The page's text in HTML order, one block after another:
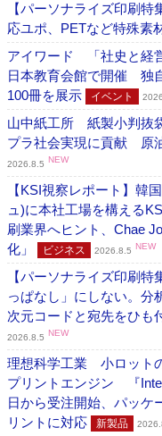
【パーソナライズ印刷
応ユポ、PETなど特殊素
アイワード 「社史と経
日本教育会館で開催 独
100冊を展示
イベント
山中紙工所 紙製小判抜
プラ社会実現に貢献 原
2026.8.5 NEW
【KSI視察レポート】韓
ュ)に本社工場を構える
刷業界へヒント、Chae
化」
ビジネス 2026.8.5 NEW
【パーソナライズ印刷
っぱなし」にしない。
次元コードと宛先をひも
2026.8.5 NEW
理想科学工業 小ロット
プリントエンジン 『
日から受注開始、パッケ
リントに対応
新製品